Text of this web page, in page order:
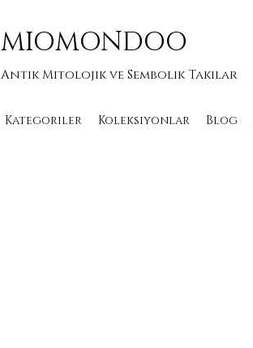
MIOMONDOO
Antik Mitolojik ve Sembolik Takılar
Kategoriler Koleksiyonlar Blog